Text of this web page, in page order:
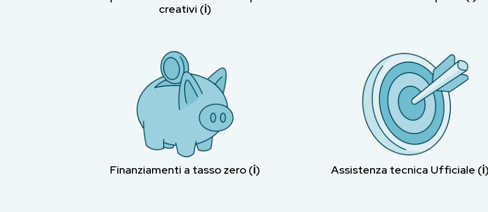
creativi (ℹ︎)
Finanziamenti a tasso zero (ℹ︎) Assistenza tecnica Ufficiale (ℹ︎)